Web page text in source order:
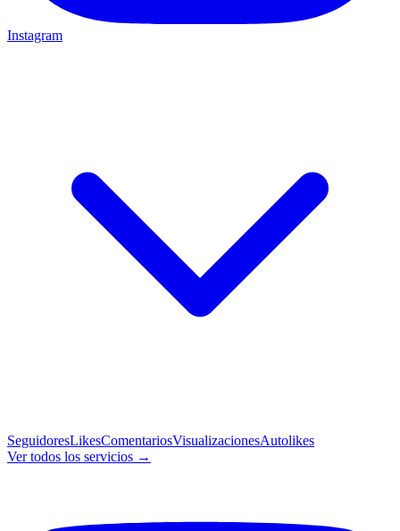
Instagram
SeguidoresLikesComentariosVisualizacionesAutolikes
Ver todos los servicios →